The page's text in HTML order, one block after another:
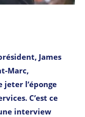
James
Marc,
jeter l’éponge
C’est ce
interview